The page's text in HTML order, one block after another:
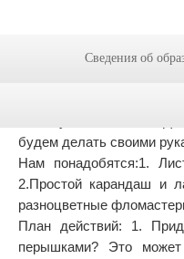
Тема недели:
там, то здесь нам
будем делать своими
Нам понадобятся:1.
2.Простой карандаш и
разноцветные
План действий:​ 1.
перышками? Это может
Сведения об